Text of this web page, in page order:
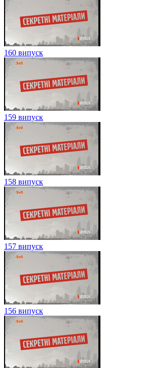
160 випуск
159 випуск
158 випуск
157 випуск
156 випуск